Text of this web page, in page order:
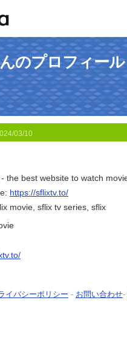
のプロフィール
03/10
the best website to watch
https://sflixtv.to/
movie, sflix tv series, sflix
イバシーポリシー - お問い合わせ-